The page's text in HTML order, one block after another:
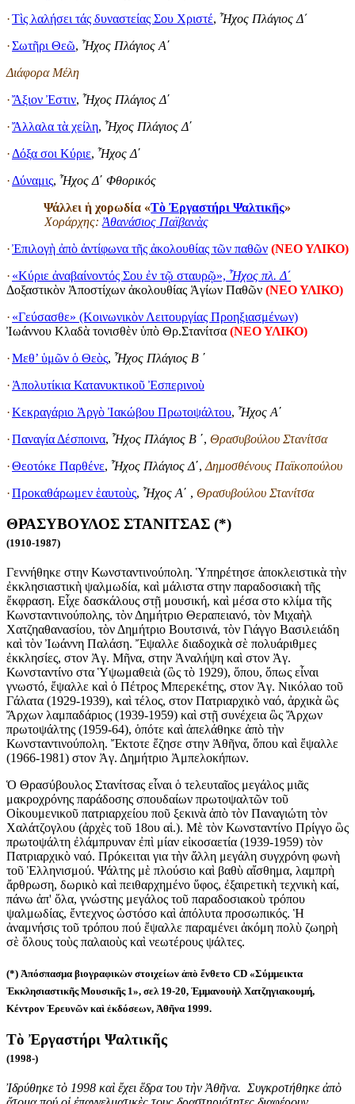
·Τὶς λαλήσει τάς δυναστείας Σου Χριστέ, Ἦχος Πλάγιος Δ΄
·Σωτῆρι Θεῶ, Ἦχος Πλάγιος Α΄
Διάφορα Μέλη
·Ἄξιον Ἐστιν, Ἦχος Πλάγιος Δ΄
·Ἄλλαλα τὰ χείλη, Ἦχος Πλάγιος Δ΄
· Δόξα σοι Κύριε, Ἦχος Δ΄
· Δύναμις, Ἦχος Δ΄ Φθορικός
Ψάλλει ἡ χορωδία «Τὸ Ἐργαστήρι Ψαλτικῆς»
Χοράρχης: Ἀθανάσιος Παϊβανὰς
·Ἐπιλογὴ ἀπὸ ἀντίφωνα τῆς ἀκολουθίας τῶν παθῶν (ΝΕΟ ΥΛΙΚΟ)
· «Κύριε ἀναβαίνοντός Σου ἐν τῷ σταυρῷ», Ἦχος πλ. Δ΄
Δοξαστικὸν Ἀποστίχων ἀκολουθίας Ἁγίων Παθῶν (ΝΕΟ ΥΛΙΚΟ)
· «Γεύσασθε» (Κοινωνικὸν Λειτουργίας Προηξιασμένων)
Ἰωάννου Κλαδὰ τονισθὲν ὑπὸ Θρ.Στανίτσα (ΝΕΟ ΥΛΙΚΟ)
·Μεθ’ ὑμῶν ὁ Θεὸς, Ἦχος Πλάγιος Β ΄
· Ἀπολυτίκια Κατανυκτικοῦ Ἐσπερινοὺ
·Κεκραγάριο Ἀργὸ Ἰακώβου Πρωτοψάλτου, Ἦχος Α΄
·Παναγία Δέσποινα, Ἦχος Πλάγιος Β ΄, Θρασυβούλου Στανίτσα
·Θεοτόκε Παρθένε, Ἦχος Πλάγιος Δ΄, Δημοσθένους Παϊκοπούλου
·Προκαθάρωμεν ἑαυτοὺς, Ἦχος Α΄ , Θρασυβούλου Στανίτσα
ΘΡΑΣΥΒΟΥΛΟΣ ΣΤΑΝΙΤΣΑΣ (*)
(1910-1987)
Γεννήθηκε στην Κωνσταντινούπολη. Ὑπηρέτησε ἀποκλειστικὰ τὴν
ἐκκλησιαστικὴ ψαλμωδία, καὶ μάλιστα στην παραδοσιακὴ τῆς
ἔκφραση. Εἶχε δασκάλους στῇ μουσική, καὶ μέσα στο κλίμα τῆς
Κωνσταντινούπολης, τὸν Δημήτριο Θεραπειανό, τὸν Μιχαὴλ
Χατζηαθανασίου, τὸν Δημήτριο Βουτσινά, τὸν Γιάγγο Βασιλειάδη
καὶ τὸν Ἰωάννη Παλάση. Ἔψαλλε διαδοχικὰ σὲ πολυάριθμες
ἐκκλησίες, στον Ἀγ. Μῆνα, στην Ἀναλήψη καὶ στον Ἀγ.
Κωνσταντίνο στα Ὑψωμαθειὰ (ὣς τὸ 1929), ὅπου, ὅπως εἶναι
γνωστό, ἔψαλλε καὶ ὁ Πέτρος Μπερεκέτης, στον Ἀγ. Νικόλαο τοῦ
Γάλατα (1929-1939), καὶ τέλος, στον Πατριαρχικὸ ναό, ἀρχικὰ ὣς
Ἄρχων λαμπαδάριος (1939-1959) καὶ στῇ συνέχεια ὣς Ἄρχων
πρωτοψάλτης (1959-64), ὁπότε καὶ ἀπελάθηκε ἀπὸ τὴν
Κωνσταντινούπολη. Ἔκτοτε ἔζησε στην Ἀθῆνα, ὅπου καὶ ἔψαλλε
(1966-1981) στον Ἀγ. Δημήτριο Ἀμπελοκήπων.
Ὁ Θρασύβουλος Στανίτσας εἶναι ὁ τελευταῖος μεγάλος μιᾶς
μακροχρόνης παράδοσης σπουδαίων πρωτοψαλτῶν τοῦ
Οἰκουμενικοῦ πατριαρχείου ποῦ ξεκινὰ ἀπὸ τὸν Παναγιώτη τὸν
Χαλάτζογλου (ἀρχὲς τοῦ 18ου αἱ.). Μὲ τὸν Κωνσταντίνο Πρίγγο ὣς
πρωτοψάλτη ἐλάμπρυναν ἐπὶ μίαν εἰκοσαετία (1939-1959) τὸν
Πατριαρχικὸ ναό. Πρόκειται για τὴν ἄλλη μεγάλη συγχρόνη φωνὴ
τοῦ Ἑλληνισμού. Ψάλτης μὲ πλούσιο καὶ βαθὺ αἴσθημα, λαμπρὴ
ἄρθρωση, δωρικὸ καὶ πειθαρχημένο ὕφος, ἐξαιρετικὴ τεχνικὴ καί,
πάνω ἀπ' ὅλα, γνώστης μεγάλος τοῦ παραδοσιακοὺ τρόπου
ψαλμωδίας, ἔντεχνος ὡστόσο καὶ ἀπόλυτα προσωπικός. Ἡ
ἀναμνήσις τοῦ τρόπου πού ἔψαλλε παραμένει ἀκόμη πολὺ ζωηρὴ
σὲ ὅλους τοὺς παλαιοὺς καὶ νεωτέρους ψάλτες.
(*) Ἀπόσπασμα βιογραφικὼν στοιχείων ἀπὸ ἔνθετο CD «Σύμμεικτα
Ἐκκλησιαστικῆς Μουσικῆς 1», σελ 19-20, Ἐμμανουὴλ Χατζηγιακουμή,
Κέντρον Ἐρευνῶν καὶ ἐκδόσεων, Ἀθῆνα 1999.
Τὸ Ἐργαστήρι Ψαλτικῆς
(1998-)
Ἰδρύθηκε τὸ 1998 καὶ ἔχει ἕδρα του τὴν Ἀθῆνα. Συγκροτήθηκε ἀπὸ